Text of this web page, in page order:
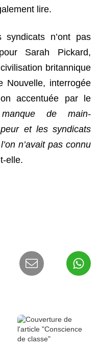
lire.
syndicats n’ont pas
Sarah Pickard,
britannique
Nouvelle, interrogée
accentuée par le
de main-
et les syndicats
n’avait pas connu
elle.